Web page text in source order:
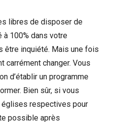
libres de disposer de
à 100% dans votre
être inquiété. Mais une fois
carrément changer. Vous
d’établir un programme
Bien sûr, si vous
respectives pour
possible après